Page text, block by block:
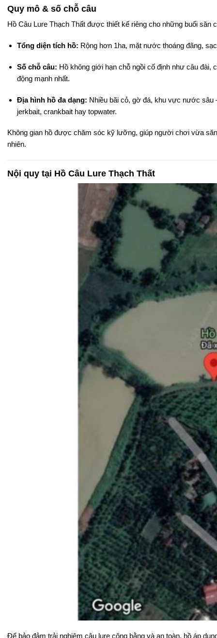
Quy mô & số chỗ câu
Hồ Câu Lure Thạch Thất được thiết kế riêng cho những buổi
Tổng diện tích hồ: Rộng hơn 1ha, mặt nước thoáng đãng,
Số chỗ câu: Hồ không giới hạn chỗ ngồi cố định như câu đài,
động mạnh nhất.
Địa hình hồ đa dạng: Nhiều bãi cỏ, gờ đá, khu vực nước sâu
jerkbait, crankbait hay topwater.
Không gian hồ được chăm sóc kỹ lưỡng, giúp người chơi vừa
nhiên.
Nội quy tại Hồ Câu Lure Thạch Thất
Để bảo đảm trải nghiệm câu lure công bằng và an toàn, hồ áp